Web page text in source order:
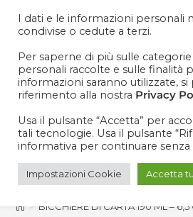
190ML_3
> BICCHIERE DI CARTA 190 ML – 6,5
I dati e le informazioni personali
condivise o cedute a terzi.
Per saperne di più sulle
personali raccolte e sulle finalità
informazioni saranno utilizzate, si
riferimento alla nostra Privacy
Usa il pulsante “Accetta” per
tali tecnologie. Usa il pulsante
informativa per continuare senza
Impostazioni Cookie Accetta